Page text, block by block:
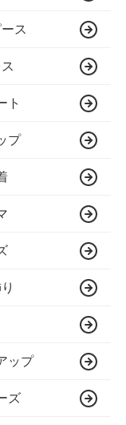
ス
ト
プ
ップ
ズ